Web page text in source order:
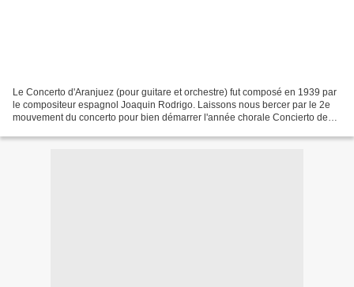
Le Concerto d'Aranjuez (pour guitare et orchestre) fut composé en 1939 par
le compositeur espagnol Joaquin Rodrigo. Laissons nous bercer par le 2e
mouvement du concerto pour bien démarrer l'année chorale Concierto de